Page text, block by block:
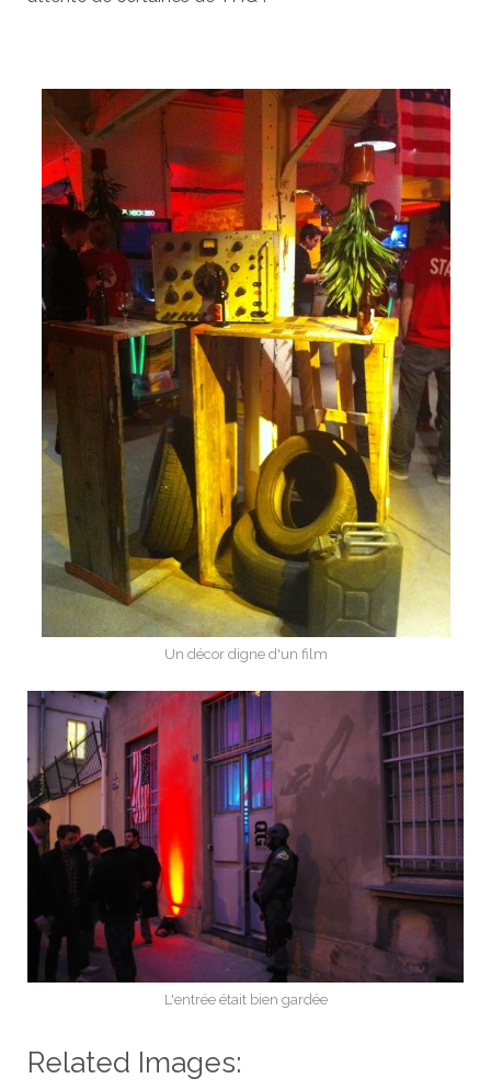
Un décor digne d'un film
L'entrée était bien gardée
Related Images: